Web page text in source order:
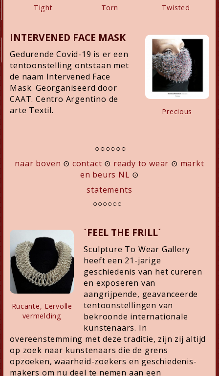
Tight Torn Twisted
Precious
INTERVENED FACE MASK
Gedurende Covid-19 is er een
tentoonstelling ontstaan met
de naam Intervened Face
Mask. Georganiseerd door
CAAT. Centro Argentino de
arte Textil.
○○○○○○
naar boven ⊙ contact ⊙ ready to wear ⊙ markt
en beurs NL ⊙
statements
○○○○○○
Rucante, Eervolle
vermelding
´FEEL THE FRILL´
Sculpture To Wear Gallery
heeft een 21-jarige
geschiedenis van het cureren
en exposeren van
aangrijpende, geavanceerde
tentoonstellingen van
bekroonde internationale
kunstenaars. In
overeenstemming met deze traditie, zijn zij altijd
op zoek naar kunstenaars die de grens
opzoeken, waarheid-zoekers en geschiedenis-
makers om nu deel te nemen aan een